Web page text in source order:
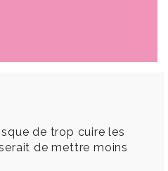
de trop cuire les
de mettre moins